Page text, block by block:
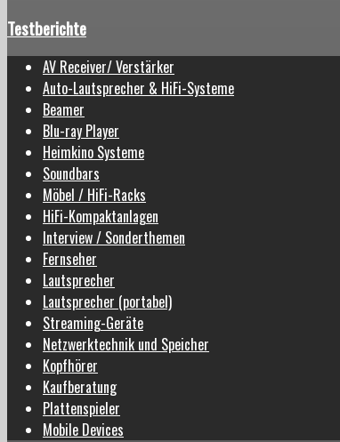
Testberichte
AV Receiver/ Verstärker
Auto-Lautsprecher & HiFi-Systeme
Beamer
Blu-ray Player
Heimkino Systeme
Soundbars
Möbel / HiFi-Racks
HiFi-Kompaktanlagen
Interview / Sonderthemen
Fernseher
Lautsprecher
Lautsprecher (portabel)
Streaming-Geräte
Netzwerktechnik und Speicher
Kopfhörer
Kaufberatung
Plattenspieler
Mobile Devices